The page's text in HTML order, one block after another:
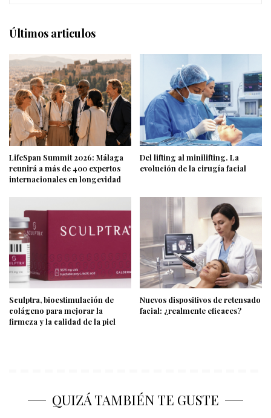
Últimos articulos
LifeSpan Summit 2026: Málaga
reunirá a más de 400 expertos
internacionales en longevidad
Del lifting al minilifting. La
evolución de la cirugía facial
Sculptra, bioestimulación de
colágeno para mejorar la
firmeza y la calidad de la piel
Nuevos dispositivos de retensado
facial: ¿realmente eficaces?
QUIZÁ TAMBIÉN TE GUSTE